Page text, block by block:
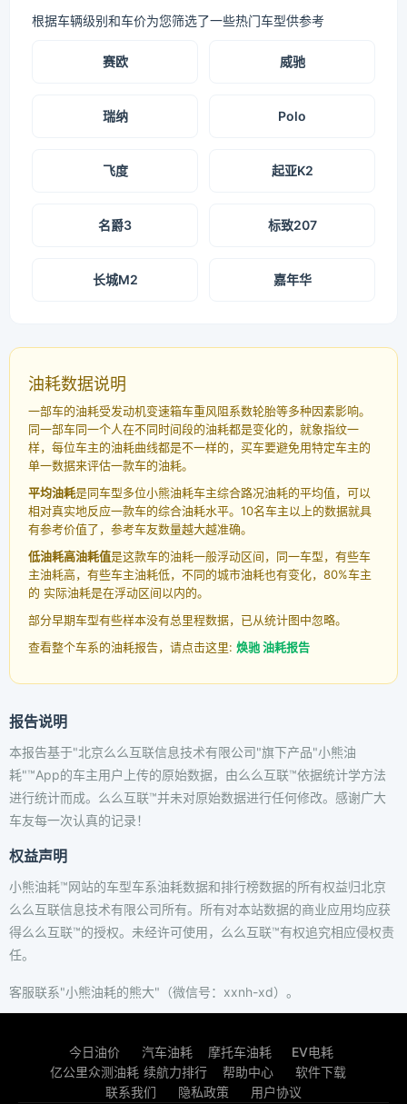
根据车辆级别和车价为您筛选了一些热门车型供参考
赛欧 威驰
瑞纳 Polo
飞度 起亚K2
名爵3 标致207
长城M2 嘉年华
油耗数据说明
一部车的油耗受发动机变速箱车重风阻系数轮胎等多种因素影响。
同一部车同一个人在不同时间段的油耗都是变化的，就象指纹一
样，每位车主的油耗曲线都是不一样的，买车要避免用特定车主的
单一数据来评估一款车的油耗。
平均油耗是同车型多位小熊油耗车主综合路况油耗的平均值，可以
相对真实地反应一款车的综合油耗水平。10名车主以上的数据就具
有参考价值了，参考车友数量越大越准确。
低油耗高油耗值是这款车的油耗一般浮动区间，同一车型，有些车
主油耗高，有些车主油耗低，不同的城市油耗也有变化，80%车主
的 实际油耗是在浮动区间以内的。
部分早期车型有些样本没有总里程数据，已从统计图中忽略。
查看整个车系的油耗报告，请点击这里: 焕驰 油耗报告
报告说明
本报告基于"北京么么互联信息技术有限公司"旗下产品"小熊油
耗"™App的车主用户上传的原始数据，由么么互联™依据统计学方法
进行统计而成。么么互联™并未对原始数据进行任何修改。感谢广大
车友每一次认真的记录！
权益声明
小熊油耗™网站的车型车系油耗数据和排行榜数据的所有权益归北京
么么互联信息技术有限公司所有。所有对本站数据的商业应用均应获
得么么互联™的授权。未经许可使用，么么互联™有权追究相应侵权责
任。
客服联系"小熊油耗的熊大"（微信号：xxnh-xd）。
今日油价 汽车油耗 摩托车油耗
EV电耗
亿公里众测油耗 续航力排行 帮助中心
软件下载
联系我们
隐私政策 用户协议